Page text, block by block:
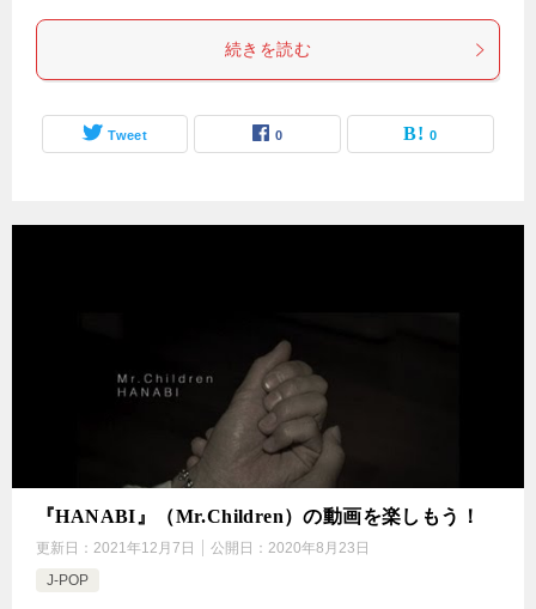
続きを読む
Tweet 0 0
『HANABI』（Mr.Children）の動画を楽しもう！
更新日： 2021年12月7日 公開日： 2020年8月23日
J-POP